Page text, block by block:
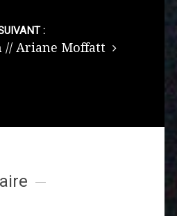
:
// Ariane Moffatt